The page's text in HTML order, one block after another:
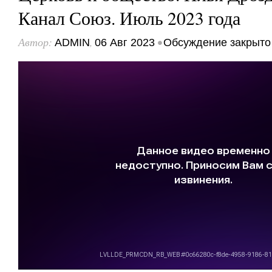
Канал Союз. Июль 2023 года
Автор: ADMIN, 06 Авг 2023 •Обсуждение закрыто